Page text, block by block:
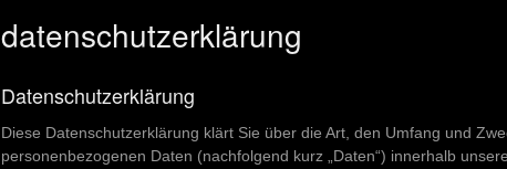
datenschutzerklärung
Datenschutzerklärung
Diese Datenschutzerklärung klärt Sie über die Art, den Umfang und
personenbezogenen Daten (nachfolgend kurz „Daten“) innerhalb